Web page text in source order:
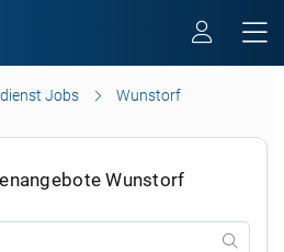
Jobs Wunstorf
Wunstorf